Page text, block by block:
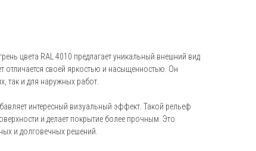
г. Ярославль, ул. Полушкина роща, д.
16с34
цвета RAL 4010 предлагает уникальный внешний вид
отличается своей яркостью и насыщенностью. Он
так и для наружных работ.
интересный визуальный эффект. Такой рельеф
и делает покрытие более прочным. Это
и долговечных решений.